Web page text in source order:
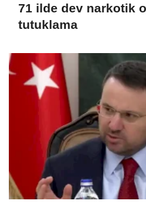
71 ilde dev narkotik
tutuklama